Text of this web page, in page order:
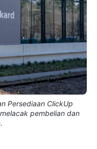
Persediaan ClickUp
pembelian dan